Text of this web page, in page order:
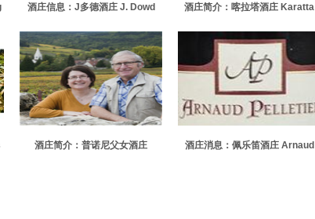
酒庄信息：J多德酒庄 J. Dowd
酒庄简介：喀拉塔酒庄 Karatta
酒庄简介：普诺尼父女酒庄
酒庄消息：佩乐笛酒庄 Arnaud